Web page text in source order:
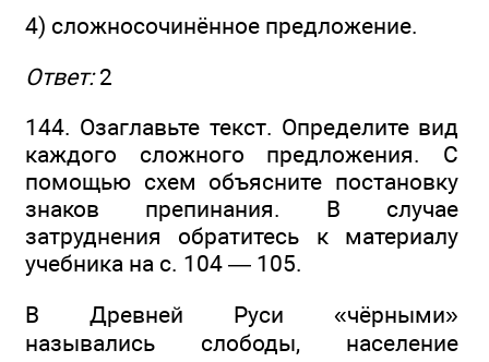
4) сложносочинённое предложение.
Ответ:2
144. Озаглавьте текст. Определите вид
каждого сложного предложения. С
помощью схем объясните постановку
знаков препинания. В случае
затруднения обратитесь к материалу
учебника на с. 104 — 105.
В Древней Руси «чёрными»
назывались слободы, население